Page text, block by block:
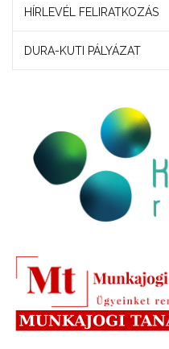
HÍRLEVÉL FELIRATKOZÁS
DURA-KUTI PÁLYÁZAT